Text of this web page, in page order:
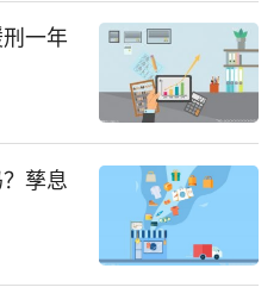
一年
孳息